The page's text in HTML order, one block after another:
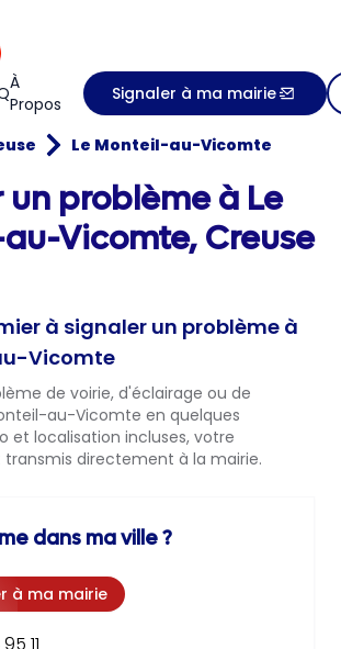
À
Propos
Signaler à ma mairie
Le Monteil-au-Vicomte
un problème à Le
Vicomte, Creuse
à signaler un problème à
Vicomte
de voirie, d'éclairage ou de
au-Vicomte en quelques
et localisation incluses, votre
directement à la mairie.
dans ma ville ?
à ma mairie